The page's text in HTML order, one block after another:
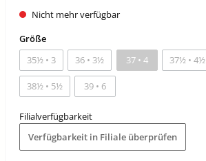
Nicht mehr verfügbar
Größe
35½ • 3
36 • 3½ 37 • 4 37½ • 4½
38½ • 5½ 39 • 6
Filialverfügbarkeit
Verfügbarkeit in Filiale überprüfen